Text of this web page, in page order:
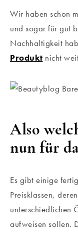
Wir haben schon
und sogar für gut
Nachhaltigkeit
Produkt nicht
Also
nun für
Es gibt einige
Preisklassen,
unterschiedlichen
aufweisen sollen.